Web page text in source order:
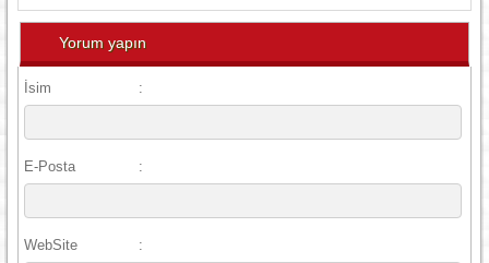
Yorum yapın
İsim :
E-Posta :
WebSite :